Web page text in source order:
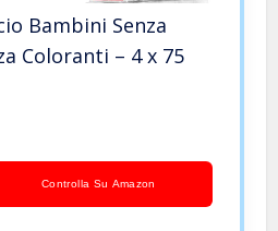
Bambini Senza
Coloranti – 4 x 75
Controlla Su Amazon